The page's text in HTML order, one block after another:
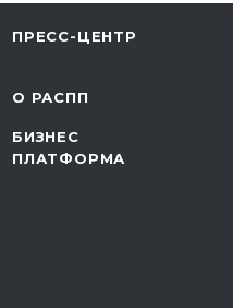
ПРЕСС-ЦЕНТР
О РАСПП
БИЗНЕС
ПЛАТФОРМА